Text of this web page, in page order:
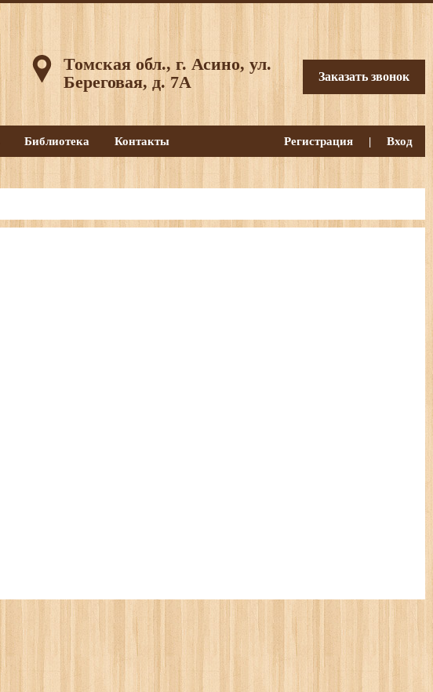
Библиотека Контакты Регистрация | Вход
Томская обл., г. Асино, ул.
Береговая, д. 7А
Заказать звонок